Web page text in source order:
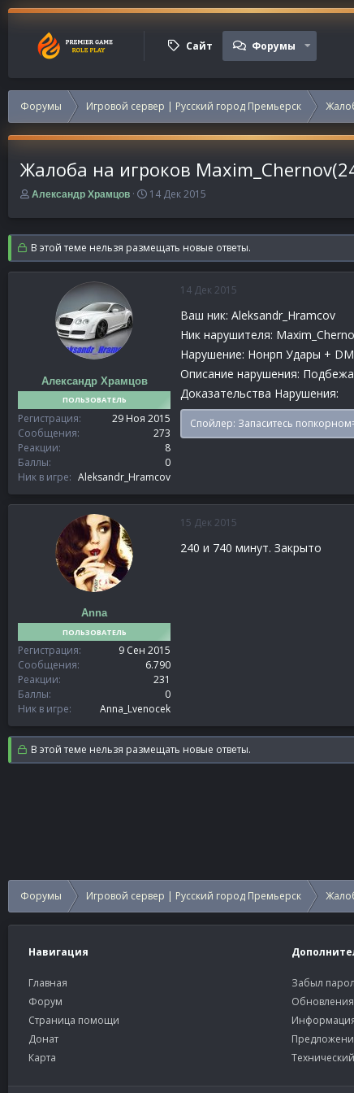
Сайт Форумы
Форумы Игровой сервер | Русский город Премьерск
Жалоба на игроков
А
т
о
р
т
Александр Храмцов
Д
т
а
н
а
14 Дек 2015
В этой теме нельзя размещать новые ответы.
Александр Храмцов
ПОЛЬЗОВАТЕЛЬ
Регистрация
29 Ноя 2015
Сообщения
273
Реакции
8
Баллы
0
Ник в игре
Aleksandr_Hramcov
14 Дек 2015
Ваш ник: Aleksandr_Hramcov
Ник нарушителя:
Нарушение: Нонрп Удары + DM
Описание нарушения:
Доказательства Нарушения:
Спойлер: Запаситесь
Anna
ПОЛЬЗОВАТЕЛЬ
Регистрация
9 Сен 2015
Сообщения
6.790
Реакции
231
Баллы
0
Ник в игре
Anna_Lvenocek
15 Дек 2015
240 и 740 минут. Закрыто
В этой теме нельзя размещать новые ответы.
Форумы Игровой сервер | Русский город Премьерск
Навигация
Главная
Форум
Страница помощи
Донат
Карта
Забыл
Обновления